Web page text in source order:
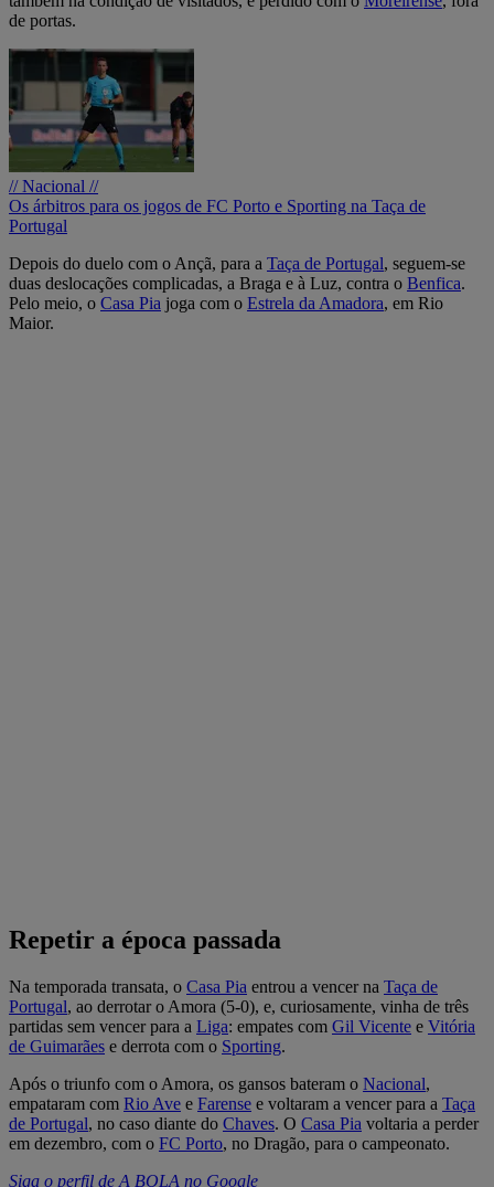
de portas.
// Nacional //
Os árbitros para os jogos de FC Porto e Sporting na Taça de
Portugal
Depois do duelo com o Ançã, para a Taça de Portugal, seguem-se
duas deslocações complicadas, a Braga e à Luz, contra o Benfica.
Pelo meio, o Casa Pia joga com o Estrela da Amadora, em Rio
Maior.
Repetir a época passada
Na temporada transata, o Casa Pia entrou a vencer na Taça de
Portugal, ao derrotar o Amora (5-0), e, curiosamente, vinha de três
partidas sem vencer para a Liga: empates com Gil Vicente e Vitória
de Guimarães e derrota com o Sporting.
Após o triunfo com o Amora, os gansos bateram o Nacional,
empataram com Rio Ave e Farense e voltaram a vencer para a Taça
de Portugal, no caso diante do Chaves. O Casa Pia voltaria a perder
em dezembro, com o FC Porto, no Dragão, para o campeonato.
Siga o perfil de A BOLA no Google